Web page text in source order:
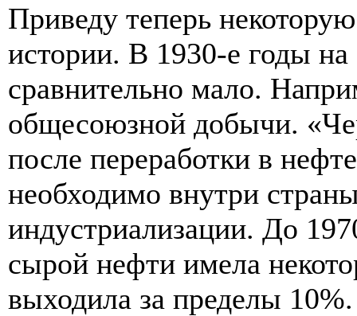
Приведу теперь
истории. В 1930-е годы
сравнительно мало.
общесоюзной добычи.
после переработки в
необходимо внутри
индустриализации. До
сырой нефти имела
выходила за пределы 10%.